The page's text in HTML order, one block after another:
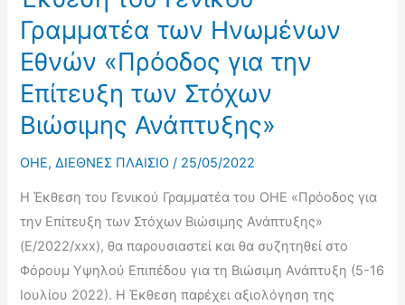
Γραμματέα των Ηνωμένων
Εθνών «Πρόοδος για την
Επίτευξη των Στόχων
Βιώσιμης Ανάπτυξης»
OHE,ΔΙΕΘΝΕΣ ΠΛΑΙΣΙΟ / 25/05/2022
Η Έκθεση του Γενικού Γραμματέα του ΟΗΕ «Πρόοδος για
την Επίτευξη των Στόχων Βιώσιμης Ανάπτυξης»
(E/2022/xxx), θα παρουσιαστεί και θα συζητηθεί στο
Φόρουμ Υψηλού Επιπέδου για τη Βιώσιμη Ανάπτυξη (5-16
Ιουλίου 2022). Η Έκθεση παρέχει αξιολόγηση της